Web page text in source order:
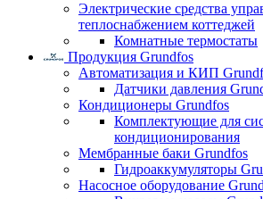
Электрические средства
теплоснабжением коттеджей
Комнатные термостаты
Продукция Grundfos
Автоматизация и КИП
Датчики давления
Кондиционеры Grundfos
Комплектующие для
кондиционирования
Мембранные баки Grundfos
Гидроаккумуляторы
Насосное оборудование